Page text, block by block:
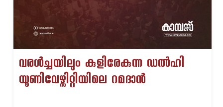
വരൾച്ചയിലും കുളിരേകുന്ന ഡൽഹി
യൂണിവേഴ്സിറ്റിയിലെ റമദാൻ